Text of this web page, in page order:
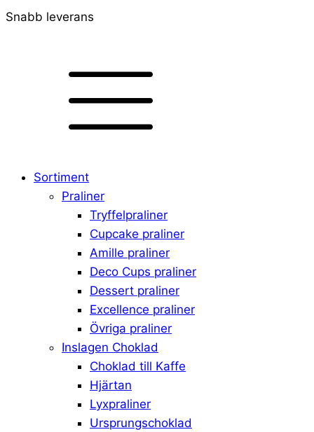
Snabb leverans
Sortiment
Praliner
Tryffelpraliner
Cupcake praliner
Amille praliner
Deco Cups praliner
Dessert praliner
Excellence praliner
Övriga praliner
Inslagen Choklad
Choklad till Kaffe
Hjärtan
Lyxpraliner
Ursprungschoklad